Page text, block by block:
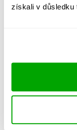
získali v důsledku
doručování
první vydání
příští,